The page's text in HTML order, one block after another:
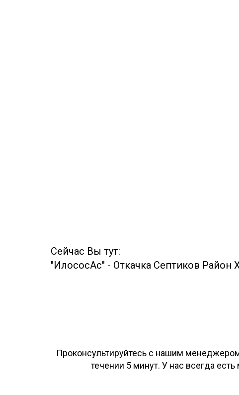
Сейчас Вы тут:
"ИлососАс" - Откачка Септиков
Проконсультируйтесь с нашим
течении 5 минут. У нас всегда